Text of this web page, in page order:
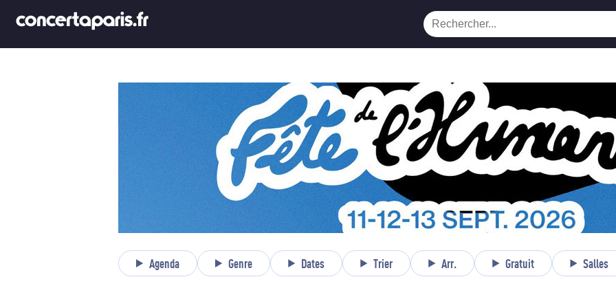
Agenda Genre Dates Trier Arr. Gratuit Salles